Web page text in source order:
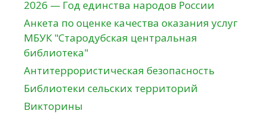
2026 — Год единства народов России
Анкета по оценке качества оказания услуг
МБУК "Стародубская центральная
библиотека"
Антитеррористическая безопасность
Библиотеки сельских территорий
Викторины